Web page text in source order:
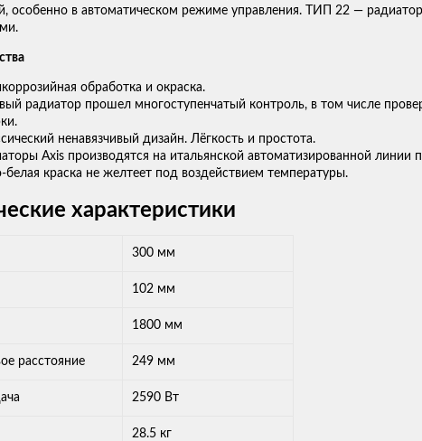
особенно в автоматическом режиме управления. ТИП 22 —
обработка и окраска.
радиатор прошел многоступенчатый контроль, в том числе
ненавязчивый дизайн. Лёгкость и простота.
Axis производятся на итальянской автоматизированной линии
белая краска не желтеет под воздействием температуры.
характеристики
300 мм
102 мм
1800 мм
расстояние 249 мм
2590 Вт
28.5 кг